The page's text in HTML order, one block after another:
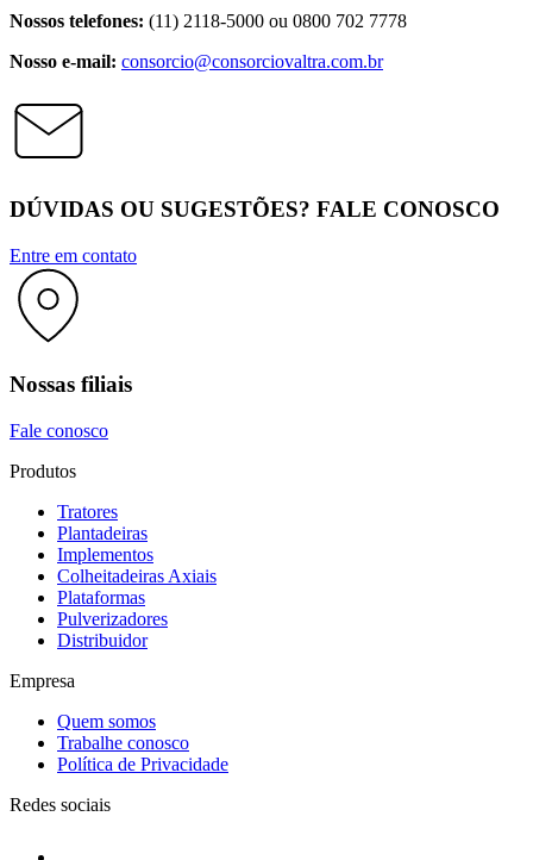
Nossos telefones: (11) 2118-5000 ou 0800 702 7778
Nosso e-mail: consorcio@consorciovaltra.com.br
DÚVIDAS OU SUGESTÕES? FALE CONOSCO
Entre em contato
Nossas filiais
Fale conosco
Produtos
Tratores
Plantadeiras
Implementos
Colheitadeiras Axiais
Plataformas
Pulverizadores
Distribuidor
Empresa
Quem somos
Trabalhe conosco
Política de Privacidade
Redes sociais